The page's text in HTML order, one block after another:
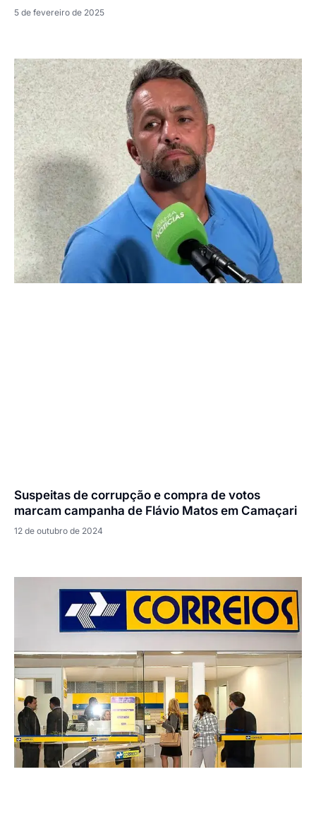
5 de fevereiro de 2025
Suspeitas de corrupção e compra de votos
marcam campanha de Flávio Matos em Camaçari
12 de outubro de 2024